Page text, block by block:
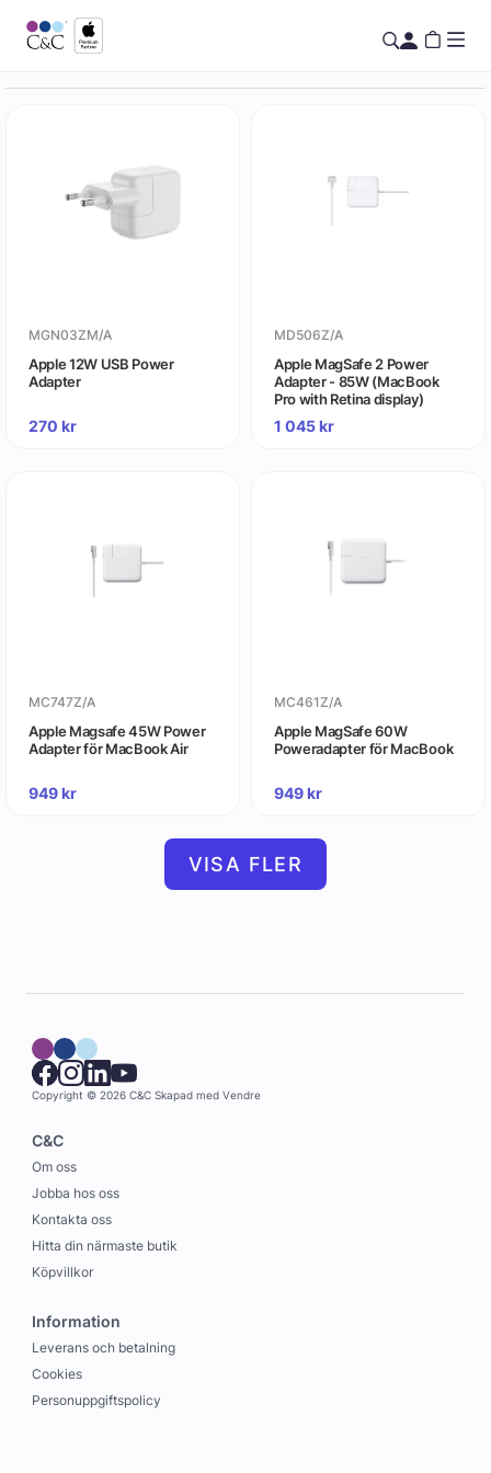
MGN03ZM/A
Apple 12W USB Power
Adapter
270 kr
MD506Z/A
Apple MagSafe 2 Power
Adapter - 85W (MacBook
Pro with Retina display)
1 045kr
MC747Z/A
Apple Magsafe 45W Power
Adapter för MacBook Air
949kr
MC461Z/A
Apple MagSafe 60W
Poweradapter för MacBook
949kr
VISA FLER
Copyright © 2026 C&C Skapad med Vendre
C&C
Om oss
Jobba hos oss
Kontakta oss
Hitta din närmaste butik
Köpvillkor
Information
Leverans och betalning
Cookies
Personuppgiftspolicy